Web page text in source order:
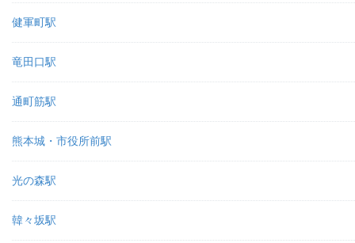
健軍町駅
竜田口駅
通町筋駅
熊本城・市役所前駅
光の森駅
韓々坂駅